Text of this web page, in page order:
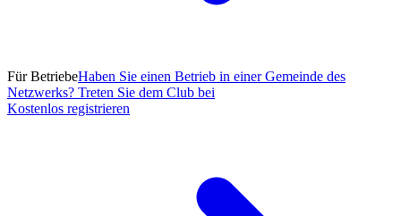
Für BetriebeHaben Sie einen Betrieb in einer Gemeinde des
Netzwerks? Treten Sie dem Club bei
Kostenlos registrieren